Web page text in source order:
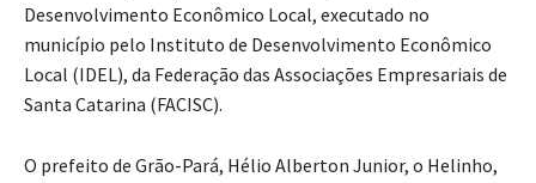
Desenvolvimento Econômico Local, executado no
município pelo Instituto de Desenvolvimento Econômico
Local (IDEL), da Federação das Associações Empresariais de
Santa Catarina (FACISC).
O prefeito de Grão-Pará, Hélio Alberton Junior, o Helinho,